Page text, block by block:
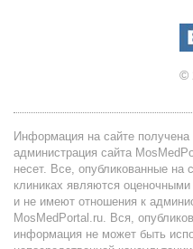
©
Информация на сайте получена
администрация сайта
несет. Все, опубликованные на
клиниках являются
и не имеют отношения к
MosMedPortal.ru. Вся,
информация не может быть